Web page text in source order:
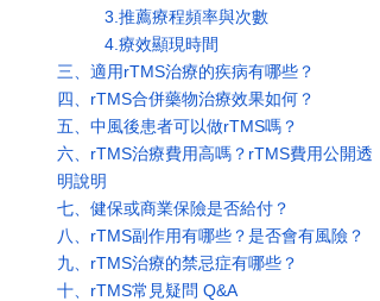
	3.推薦療程頻率與次數
	4.療效顯現時間
三、適用rTMS治療的疾病有哪些？
四、rTMS合併藥物治療效果如何？
五、中風後患者可以做rTMS嗎？
六、rTMS治療費用高嗎？rTMS費用公開透
明說明
七、健保或商業保險是否給付？
八、rTMS副作用有哪些？是否會有風險？
九、rTMS治療的禁忌症有哪些？
十、rTMS常見疑問 Q&A